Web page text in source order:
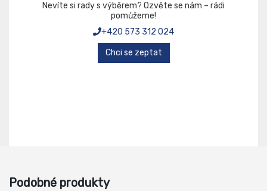
Nevíte si rady s výběrem? Ozvěte se nám – rádi
pomůžeme!
+420 573 312 024
Chci se zeptat
Podobné produkty